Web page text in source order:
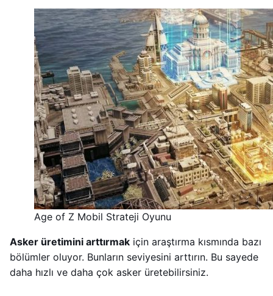
Age of Z Mobil Strateji Oyunu
Asker üretimini arttırmak için araştırma kısmında bazı
bölümler oluyor. Bunların seviyesini arttırın. Bu sayede
daha hızlı ve daha çok asker üretebilirsiniz.